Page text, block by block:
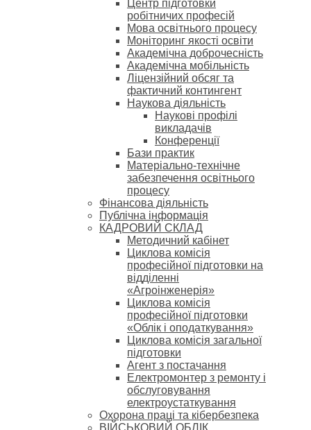
Центр підготовки
робітничих професій
Мова освітнього процесу
Моніторинг якості освіти
Академічна доброчесність
Академічна мобільність
Ліцензійний обсяг та
фактичний контингент
Наукова діяльність
Наукові профілі
викладачів
Конференції
Бази практик
Матеріально-технічне
забезпечення освітнього
процесу
Фінансова діяльність
Публічна інформація
КАДРОВИЙ СКЛАД
Методичний кабінет
Циклова комісія
професійної підготовки на
відділенні
«Агроінженерія»
Циклова комісія
професійної підготовки
«Облік і оподаткування»
Циклова комісія загальної
підготовки
Агент з постачання
Електромонтер з ремонту і
обслуговування
електроустаткування
Охорона праці та кібербезпека
ВІЙСЬКОВИЙ ОБЛІК